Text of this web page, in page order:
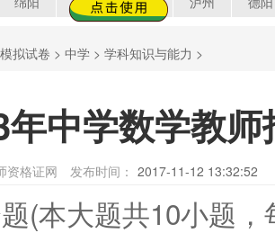
模拟试卷 > 中学 > 学科知识与能力 >
年中学数学教
资格证网 发布时间： 2017-11-12 13:32:52
(本大题共10小题